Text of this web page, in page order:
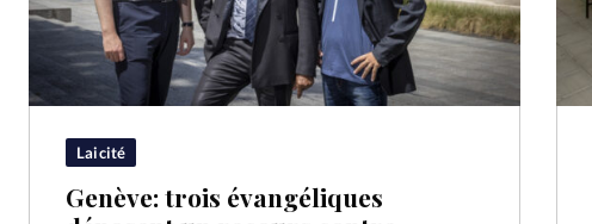
Laicité
Genève: trois évangéliques